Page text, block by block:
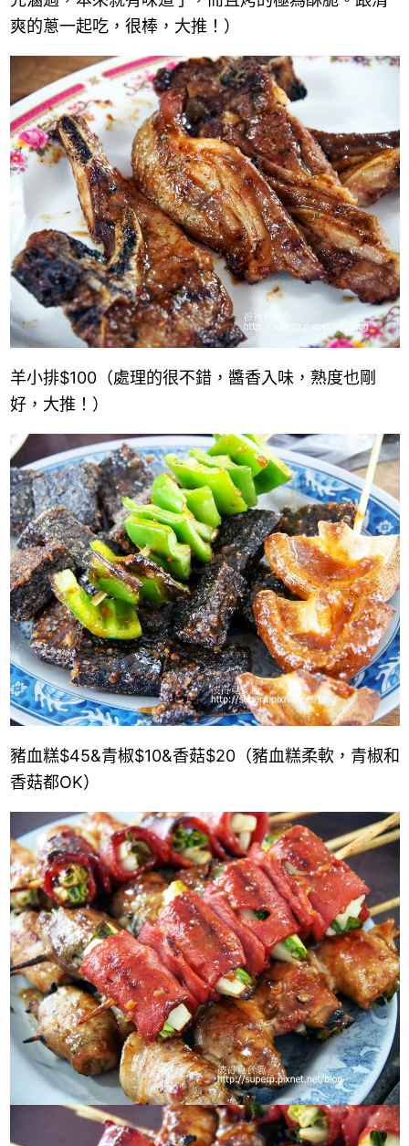
爽的蔥一起吃，很棒，大推！）
羊小排$100（處理的很不錯，醬香入味，熟度也剛
好，大推！）
豬血糕$45&青椒$10&香菇$20（豬血糕柔軟，青椒和
香菇都OK）